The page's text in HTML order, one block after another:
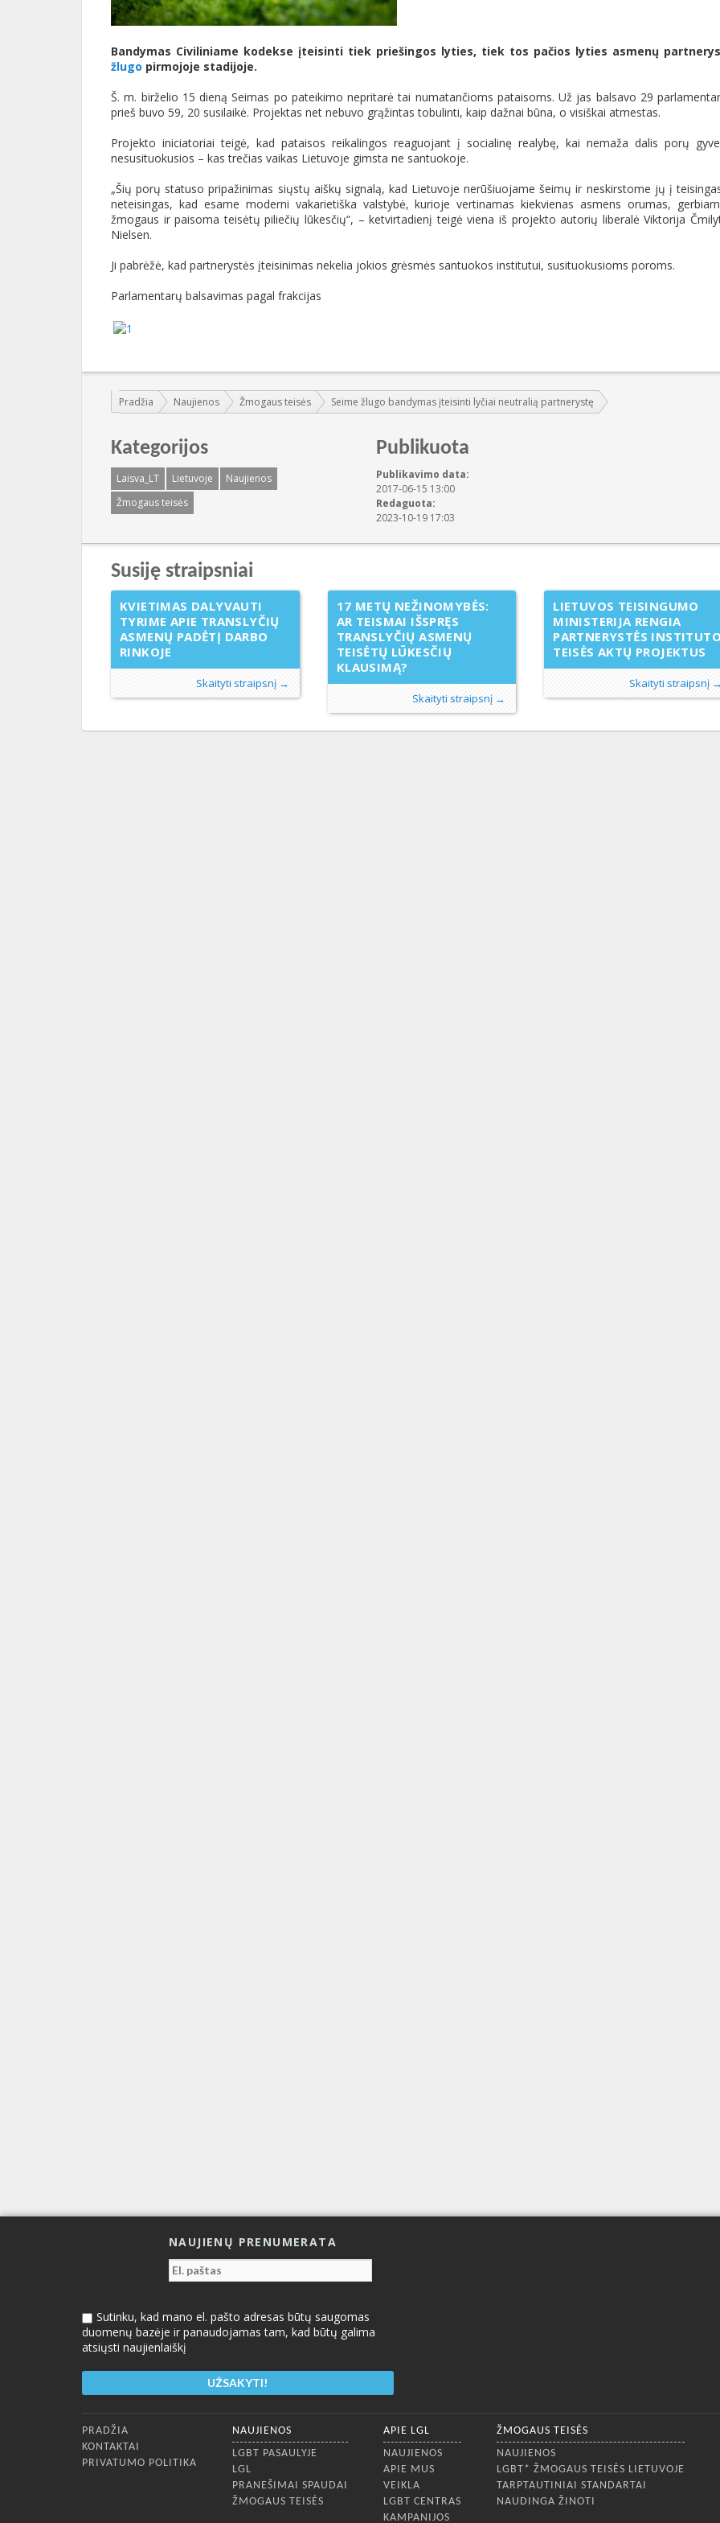
Bandymas Civiliniame kodekse įteisinti tiek priešingos lyties, tiek tos pačios lyties asmenų
žlugo pirmojoje stadijoje.
Š. m. birželio 15 dieną Seimas po pateikimo nepritarė tai numatančioms pataisoms. Už jas balsavo 29
prieš buvo 59, 20 susilaikė. Projektas net nebuvo grąžintas tobulinti, kaip dažnai būna, o visiškai atmestas.
Projekto iniciatoriai teigė, kad pataisos reikalingos reaguojant į socialinę realybę, kai nemaža dalis porų
nesusituokusios – kas trečias vaikas Lietuvoje gimsta ne santuokoje.
„Šių porų statuso pripažinimas siųstų aiškų signalą, kad Lietuvoje nerūšiuojame šeimų ir neskirstome jų į
neteisingas, kad esame moderni vakarietiška valstybė, kurioje vertinamas kiekvienas asmens orumas,
žmogaus ir paisoma teisėtų piliečių lūkesčių“, – ketvirtadienį teigė viena iš projekto autorių liberalė Viktorija
Nielsen.
Ji pabrėžė, kad partnerystės įteisinimas nekelia jokios grėsmės santuokos institutui, susituokusioms poroms.
Parlamentarų balsavimas pagal frakcijas
Jūs esate čia:
Pradžia Naujienos Žmogaus teisės Seime žlugo bandymas įteisinti lyčiai neutralią partnerystę
Kategorijos
Laisva_LT Lietuvoje
Naujienos
Žmogaus teisės
Publikuota
Publikavimo data:
2017-06-15 13:00
Redaguota:
2023-10-19 17:03
Susiję straipsniai
KVIETIMAS DALYVAUTI
TYRIME APIE TRANSLYČIŲ
ASMENŲ PADĖTĮ DARBO
RINKOJE
Skaityti straipsnį →
17 METŲ NEŽINOMYBĖS:
AR TEISMAI IŠSPRĘS
TRANSLYČIŲ ASMENŲ
TEISĖTŲ LŪKESČIŲ
KLAUSIMĄ?
Skaityti straipsnį →
LIETUVOS TEISINGUMO
MINISTERIJA RENGIA
PARTNERYSTĖS
TEISĖS AKTŲ PROJEKTUS
Skaityti straipsnį
NAUJIENŲ PRENUMERATA
Sutinku, kad mano el. pašto adresas būtų saugomas
duomenų bazėje ir panaudojamas tam, kad būtų galima
atsiųsti naujienlaiškį
Apatinis meniu
PRADŽIA
KONTAKTAI
PRIVATUMO POLITIKA
NAUJIENOS
LGBT PASAULYJE
LGL
PRANEŠIMAI SPAUDAI
ŽMOGAUS TEISĖS
APIE LGL
NAUJIENOS
APIE MUS
VEIKLA
LGBT CENTRAS
KAMPANIJOS
ŽMOGAUS TEISĖS
NAUJIENOS
LGBT* ŽMOGAUS TEISĖS LIETUVOJE
TARPTAUTINIAI STANDARTAI
NAUDINGA ŽINOTI